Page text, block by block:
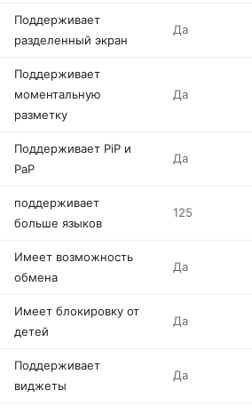
Поддерживает
разделенный экран
Да
Поддерживает
моментальную
разметку
Да
Поддерживает PiP и
PaP
Да
поддерживает
больше языков
125
Имеет возможность
обмена
Да
Имеет блокировку от
детей
Да
Поддерживает
виджеты
Да